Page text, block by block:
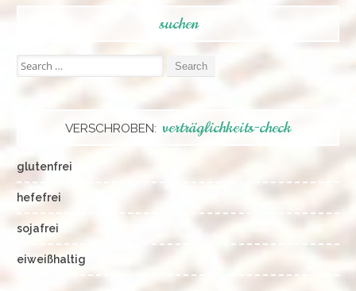
suchen
Search
for:
VERSCHROBEN: verträglichkeits-check
glutenfrei
hefefrei
sojafrei
eiweißhaltig